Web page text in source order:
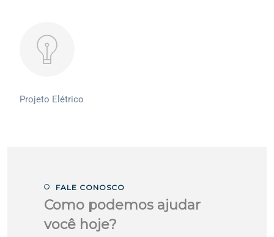
Projeto Elétrico
FALE CONOSCO
Como podemos ajudar
você hoje?